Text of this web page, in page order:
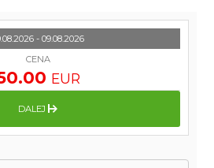
- 09.08.2026
CENA
EUR
DALEJ